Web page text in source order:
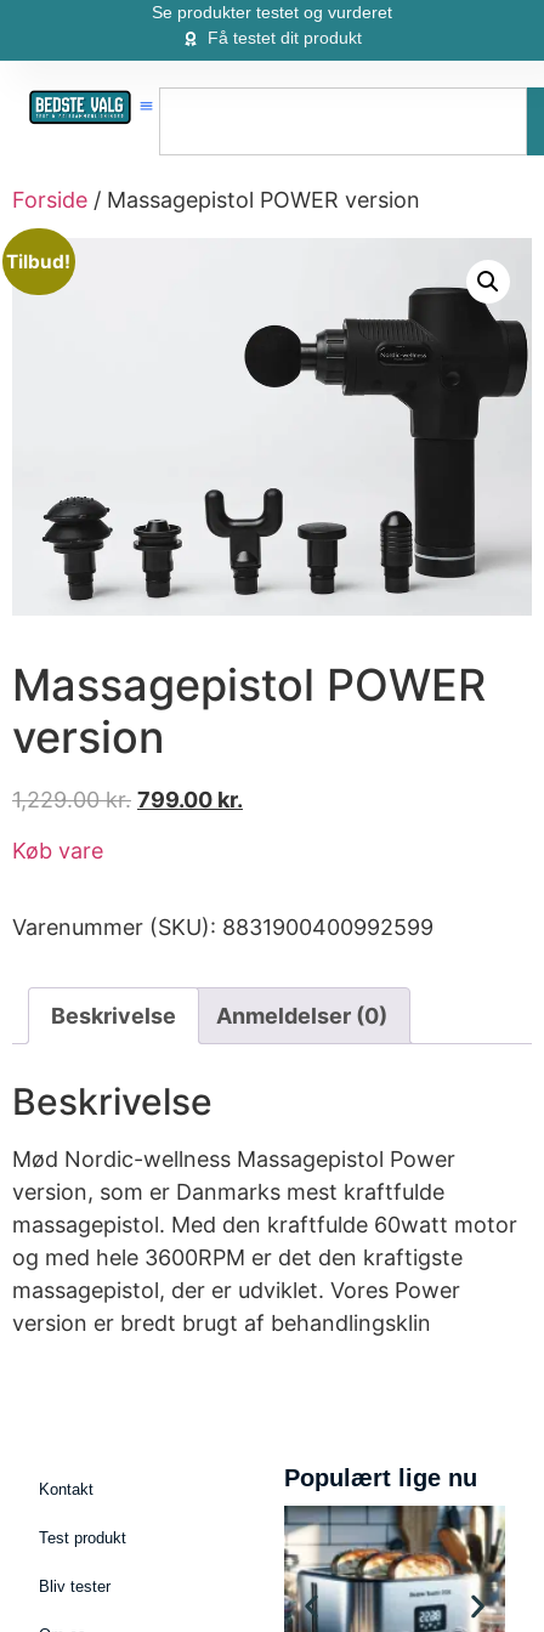
Se produkter testet og vurderet
Få testet dit produkt
Forside / Massagepistol POWER version
Tilbud!
Massagepistol POWER
version
1,229.00kr. 799.00 kr.
Køb vare
Varenummer (SKU): 8831900400992599
Beskrivelse Anmeldelser (0)
Beskrivelse
Mød Nordic-wellness Massagepistol Power
version, som er Danmarks mest kraftfulde
massagepistol. Med den kraftfulde 60watt motor
og med hele 3600RPM er det den kraftigste
massagepistol, der er udviklet. Vores Power
version er bredt brugt af behandlingsklin
Kontakt
Test produkt
Bliv tester
Populært lige nu